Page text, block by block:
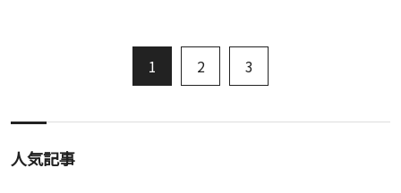
1 2 3
人気記事